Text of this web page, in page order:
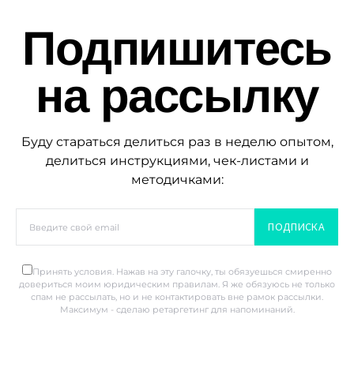
Подпишитесь
на рассылку
Буду стараться делиться раз в неделю опытом,
делиться инструкциями, чек-листами и
методичками:
ПОДПИСКА
Принять условия. Нажав на эту галочку, ты обязуешься смиренно
довериться моим юридическим правилам. Я же обязуюсь не только
спам не рассылать, но и не контактировать вне рамок рассылки.
Максимум - сделаю ретаргетинг для напоминаний.